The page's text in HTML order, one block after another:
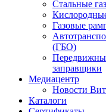
Стальные
Газовые
(ГБО)
заправщики
Медиацентр
Новости
Каталоги